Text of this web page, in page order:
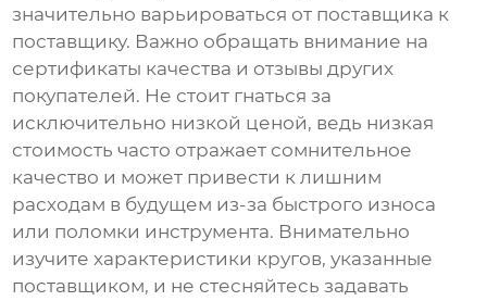
значительно варьироваться от поставщика к
поставщику. Важно обращать внимание на
сертификаты качества и отзывы других
покупателей. Не стоит гнаться за
исключительно низкой ценой, ведь низкая
стоимость часто отражает сомнительное
качество и может привести к лишним
расходам в будущем из-за быстрого износа
или поломки инструмента. Внимательно
изучите характеристики кругов, указанные
поставщиком, и не стесняйтесь задавать